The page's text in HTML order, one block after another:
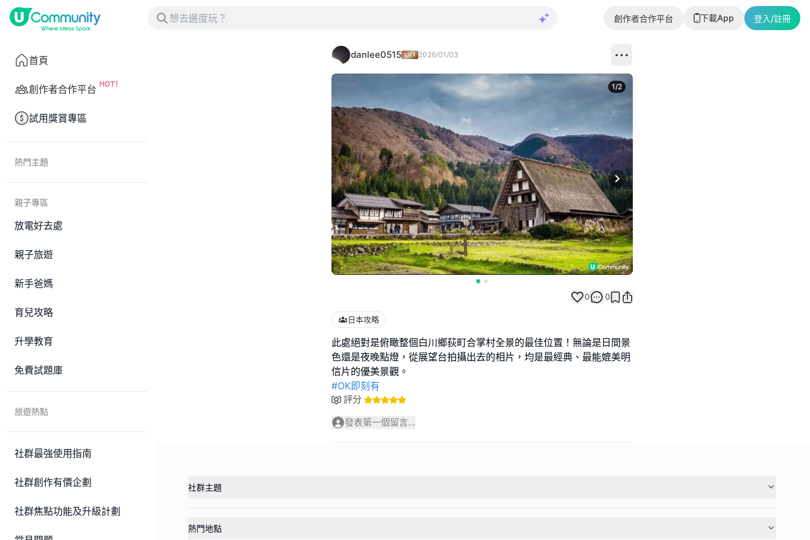
創作者合作平台 下載App 登入/註冊
首頁
創作者合作平台
試用獎賞專區
熱門主題
親子專區
放電好去處
親子旅遊
新手爸媽
育兒攻略
升學教育
免費試題庫
旅遊熱點
社群最強使用指南
社群創作有價企劃
社群焦點功能及升級計劃
danlee0515 2026/01/03
Next slide
1/2
0 0
日本攻略
此處絕對是俯瞰整個白川鄉荻町合掌村全景的最佳位置！無論是日間景
色還是夜晚點燈，從展望台拍攝出去的相片，均是最經典、最能媲美明
#OK即刻有
評分
發表第一個留言...
社群主題
熱門地點